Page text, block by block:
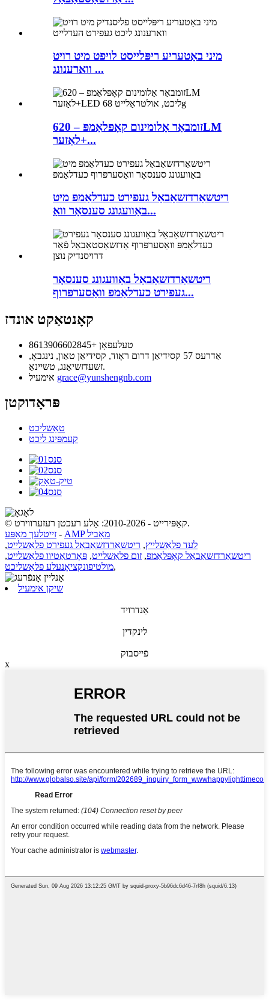
מיני באַטעריע ריפּלייסט לויפט מיט רויט
ווארענונג ...
זומבאַר אַלומינום קאָפּלאַמפּ – 620LM
לאַזער+...
ריטשאַרדזשאַבאַל געפירט כעדלאַמפּ מיט
באַוועגונג סענסאָר וואַ...
ריטשאַרדזשאַבאַל באַוועגונג סענסאָר
געפירט כעדלאַמפּ וואַסערפּרוף...
קאָנטאַקט אונדז
טעלעפאָן +8613906602845
אַדרעס
57 קסידיאַן דרום ראָוד, קסידיאַן טאַון, נינגבאָ,
זשעדזשיאַנג, טשיינאַ.
אימעיל grace@yunshengnb.com
פּראָדוקטן
טאַשליכט
קעמפּינג ליכט
© קאַפּירייט - 2010-2026: אַלע רעכטן רעזערווירט.
זייטלעך מאַפּע -
AMP מאָביל
לעד פלאַשלייץ, ריטשאַרדזשאַבאַל געפירט פלאַשלייט,
ריטשאַרדזשאַבאַל קאָפּלאַמפּ, זום פלאַשלייט, פּאָרטאַטיוו פלאַשלייט,
מולטיפונקציאָנעלע פלאַשליכט,
שיקן אימעיל
אַנדרויד
לינקדין
פֿייסבוק
x